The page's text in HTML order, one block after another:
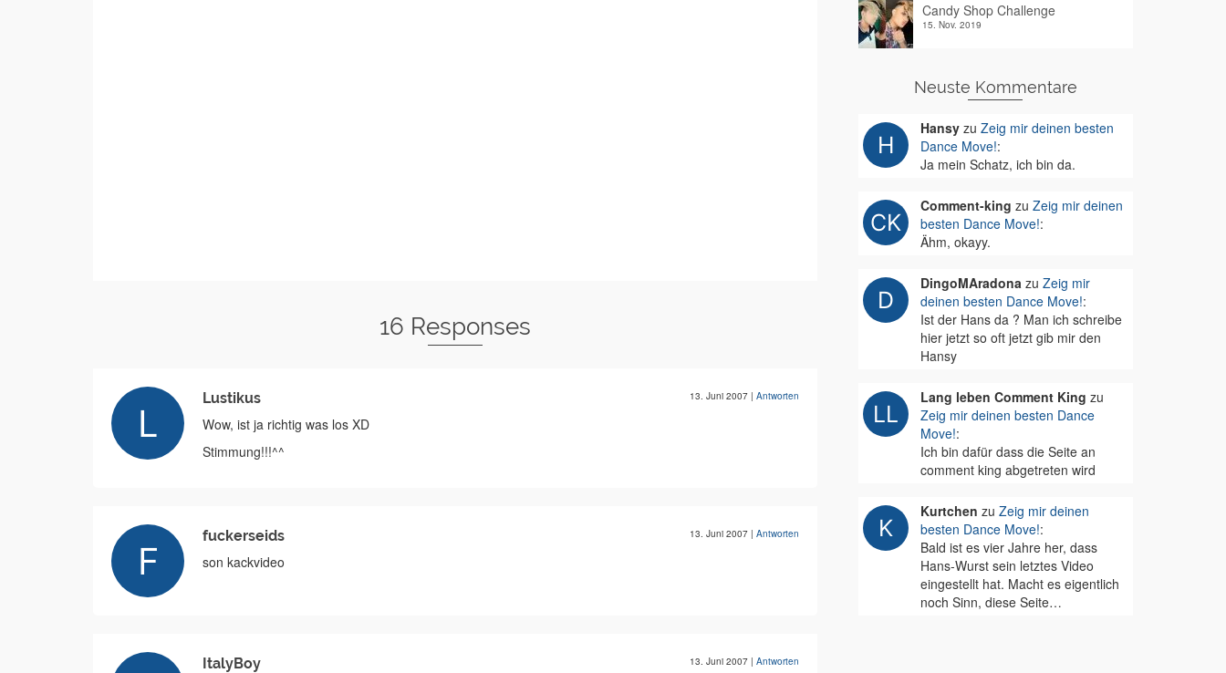
16 Responses
Lustikus 13. Juni 2007 | Antworten
Wow, ist ja richtig was los XD
Stimmung!!!^^
fuckerseids 13. Juni 2007 | Antworten
son kackvideo
ItalyBoy 13. Juni 2007 | Antworten
Candy Shop Challenge
15. Nov. 2019
Neuste Kommentare
Hansyzu Zeig mir deinen besten
Dance Move!:
Ja mein Schatz, ich bin da.
Comment-king zu Zeig mir deinen
besten Dance Move!:
Ähm, okayy.
DingoMAradonazu Zeig mir
deinen besten Dance Move!:
Ist der Hans da ? Man ich schreibe
hier jetzt so oft jetzt gib mir den
Hansy
Lang leben Comment King zu
Zeig mir deinen besten Dance
Move!:
Ich bin dafür dass die Seite an
comment king abgetreten wird
Kurtchen zu Zeig mir deinen
besten Dance Move!:
Bald ist es vier Jahre her, dass
Hans-Wurst sein letztes Video
eingestellt hat. Macht es eigentlich
noch Sinn, diese Seite…